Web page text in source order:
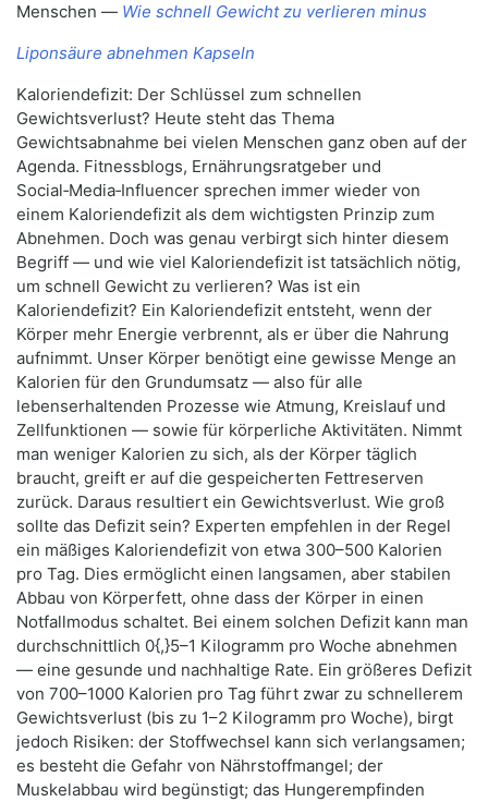
Menschen — Wie schnell Gewicht zu verlieren minus
Liponsäure abnehmen Kapseln
Kaloriendefizit: Der Schlüssel zum schnellen
Gewichtsverlust? Heute steht das Thema
Gewichtsabnahme bei vielen Menschen ganz oben auf der
Agenda. Fitnessblogs, Ernährungsratgeber und
Social‑Media‑Influencer sprechen immer wieder von
einem Kaloriendefizit als dem wichtigsten Prinzip zum
Abnehmen. Doch was genau verbirgt sich hinter diesem
Begriff — und wie viel Kaloriendefizit ist tatsächlich nötig,
um schnell Gewicht zu verlieren? Was ist ein
Kaloriendefizit? Ein Kaloriendefizit entsteht, wenn der
Körper mehr Energie verbrennt, als er über die Nahrung
aufnimmt. Unser Körper benötigt eine gewisse Menge an
Kalorien für den Grundumsatz — also für alle
lebenserhaltenden Prozesse wie Atmung, Kreislauf und
Zellfunktionen — sowie für körperliche Aktivitäten. Nimmt
man weniger Kalorien zu sich, als der Körper täglich
braucht, greift er auf die gespeicherten Fettreserven
zurück. Daraus resultiert ein Gewichtsverlust. Wie groß
sollte das Defizit sein? Experten empfehlen in der Regel
ein mäßiges Kaloriendefizit von etwa 300–500 Kalorien
pro Tag. Dies ermöglicht einen langsamen, aber stabilen
Abbau von Körperfett, ohne dass der Körper in einen
Notfallmodus schaltet. Bei einem solchen Defizit kann man
durchschnittlich 0{,}5–1 Kilogramm pro Woche abnehmen
— eine gesunde und nachhaltige Rate. Ein größeres Defizit
von 700–1000 Kalorien pro Tag führt zwar zu schnellerem
Gewichtsverlust (bis zu 1–2 Kilogramm pro Woche), birgt
jedoch Risiken: der Stoffwechsel kann sich verlangsamen;
es besteht die Gefahr von Nährstoffmangel; der
Muskelabbau wird begünstigt; das Hungerempfinden